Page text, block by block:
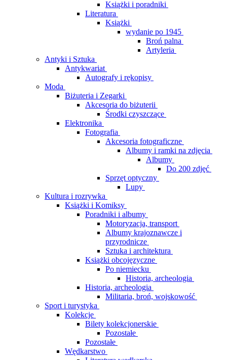
Książki i poradniki
Literatura
Książki
wydanie po 1945
Broń palna
Artyleria
Antyki i Sztuka
Antykwariat
Autografy i rękopisy
Moda
Biżuteria i Zegarki
Akcesoria do biżuterii
Środki czyszczące
Elektronika
Fotografia
Akcesoria fotograficzne
Albumy i ramki na zdjęcia
Albumy
Do 200 zdjęć
Sprzęt optyczny
Lupy
Kultura i rozrywka
Książki i Komiksy
Poradniki i albumy
Motoryzacja, transport
Albumy krajoznawcze i
przyrodnicze
Sztuka i architektura
Książki obcojęzyczne
Po niemiecku
Historia, archeologia
Historia, archeologia
Militaria, broń, wojskowość
Sport i turystyka
Kolekcje
Bilety kolekcjonerskie
Pozostałe
Pozostałe
Wędkarstwo